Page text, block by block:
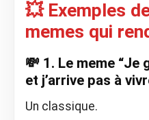
💥 Exemples
memes qui
💸 1. Le meme
et j’arrive pas à
Un classique.